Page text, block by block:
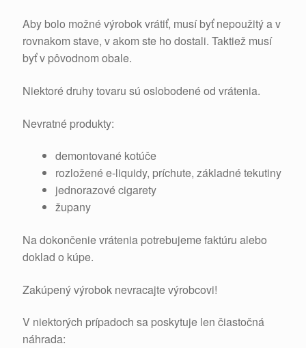
Aby bolo možné výrobok vrátiť, musí byť nepoužitý a v
rovnakom stave, v akom ste ho dostali. Taktiež musí
byť v pôvodnom obale.
Niektoré druhy tovaru sú oslobodené od vrátenia.
Nevratné produkty:
demontované kotúče
rozložené e-liquidy, príchute, základné tekutiny
jednorazové cigarety
župany
Na dokončenie vrátenia potrebujeme faktúru alebo
doklad o kúpe.
Zakúpený výrobok nevracajte výrobcovi!
V niektorých prípadoch sa poskytuje len čiastočná
náhrada: